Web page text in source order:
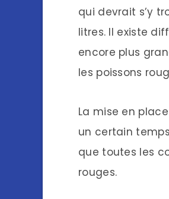
qui devrait s’y
litres. Il existe
encore plus
les poissons
La mise en
un certain
que toutes les
rouges.